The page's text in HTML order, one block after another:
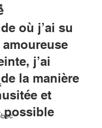
où j’ai su
j’ai
la manière
et
possible